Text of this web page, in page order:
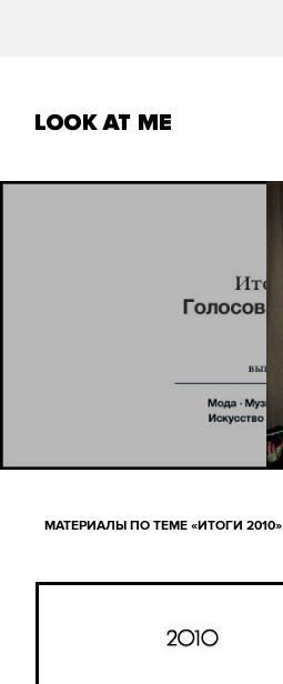
МАТЕРИАЛЫ ПО ТЕМЕ «ИТОГИ 2010»